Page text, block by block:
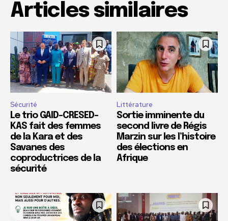
Articles similaires
Sécurité
Le trio GAID-CRESED-
KAS fait des femmes
de la Kara et des
Savanes des
coproductrices de la
sécurité
Littérature
Sortie imminente du
second livre de Régis
Marzin sur les l’histoire
des élections en
Afrique